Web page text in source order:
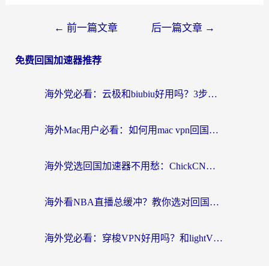
← 前一篇文章 后一篇文章 →
免费回国加速器推荐
海外党必看：云极和biubiu好用吗？3步选对回国加速器，无缝刷国内剧玩手游
海外Mac用户必看：如何用mac vpn回国实现无缝刷国内剧玩国服？
海外党选回国加速器不用愁：ChickCN和SpeedCN好用吗？实测对比+避坑指南
海外看NBA直播总缓冲？教你选对回国加速器，无缝看球还能刷国内剧
海外党必看：穿梭VPN好用吗？和lightVPN对比哪个回国效果更好？附真实体验与选择指南